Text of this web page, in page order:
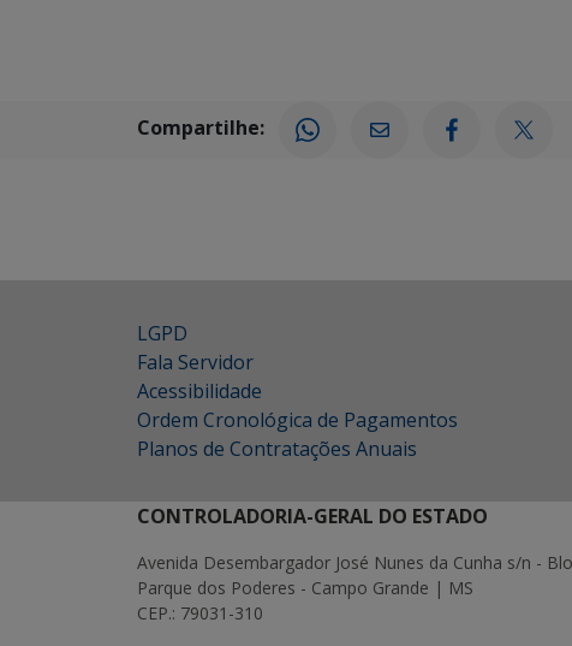
Compartilhe:
LGPD
Fala Servidor
Acessibilidade
Ordem Cronológica de Pagamentos
Planos de Contratações Anuais
CONTROLADORIA-GERAL DO ESTADO
Avenida Desembargador José Nunes da Cunha s/n -
Parque dos Poderes - Campo Grande | MS
CEP.: 79031-310